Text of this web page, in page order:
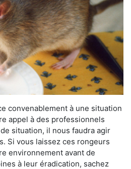
convenablement à une situation
appel à des professionnels
situation, il nous faudra agir
Si vous laissez ces rongeurs
environnement avant de
à leur éradication, sachez